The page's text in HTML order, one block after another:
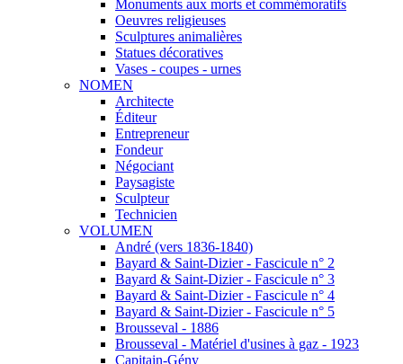
Monuments aux morts et commémoratifs
Oeuvres religieuses
Sculptures animalières
Statues décoratives
Vases - coupes - urnes
NOMEN
Architecte
Éditeur
Entrepreneur
Fondeur
Négociant
Paysagiste
Sculpteur
Technicien
VOLUMEN
André (vers 1836-1840)
Bayard & Saint-Dizier - Fascicule n° 2
Bayard & Saint-Dizier - Fascicule n° 3
Bayard & Saint-Dizier - Fascicule n° 4
Bayard & Saint-Dizier - Fascicule n° 5
Brousseval - 1886
Brousseval - Matériel d'usines à gaz - 1923
Capitain-Gény